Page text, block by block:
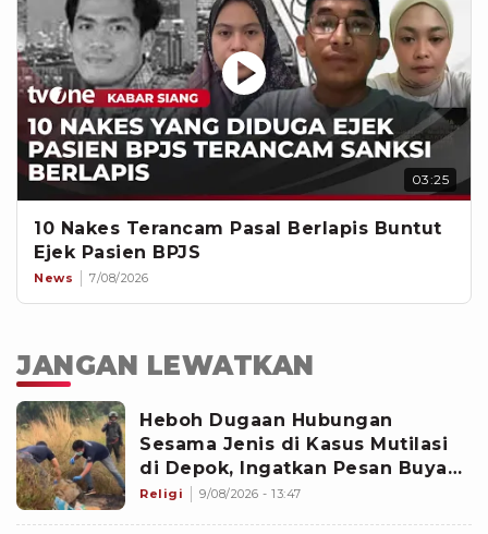
03:25
10 Nakes Terancam Pasal Berlapis Buntut
Ejek Pasien BPJS
News 7/08/2026
JANGAN LEWATKAN
Heboh Dugaan Hubungan
Sesama Jenis di Kasus Mutilasi
di Depok, Ingatkan Pesan Buya
Yahya soal Taubat
Religi 9/08/2026 - 13:47